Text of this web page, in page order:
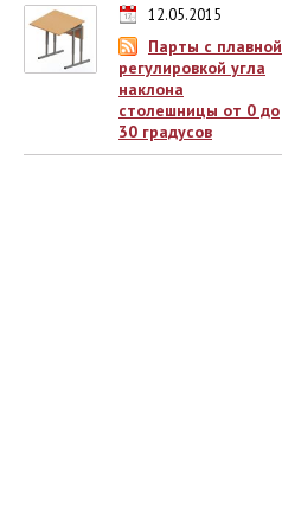
12.05.2015
Парты с плавной
регулировкой угла
наклона
столешницы от 0 до
30 градусов